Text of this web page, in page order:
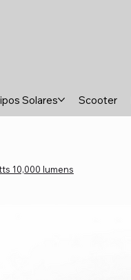
Solares Scooter
10,000 lumens